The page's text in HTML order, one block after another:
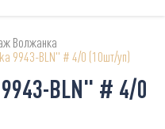
Волжанка
9943-BLN" # 4/0 (10шт/уп)
BLN" # 4/0